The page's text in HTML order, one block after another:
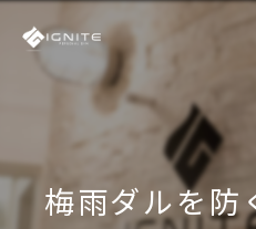
梅雨ダルを防